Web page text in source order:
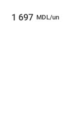
1 697 MDL/un